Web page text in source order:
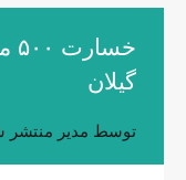
گیلان
توسط مدیر منتشر